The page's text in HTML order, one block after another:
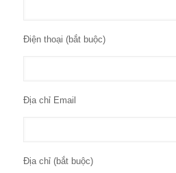
Điện thoại (bắt buộc)
Địa chỉ Email
Địa chỉ (bắt buộc)